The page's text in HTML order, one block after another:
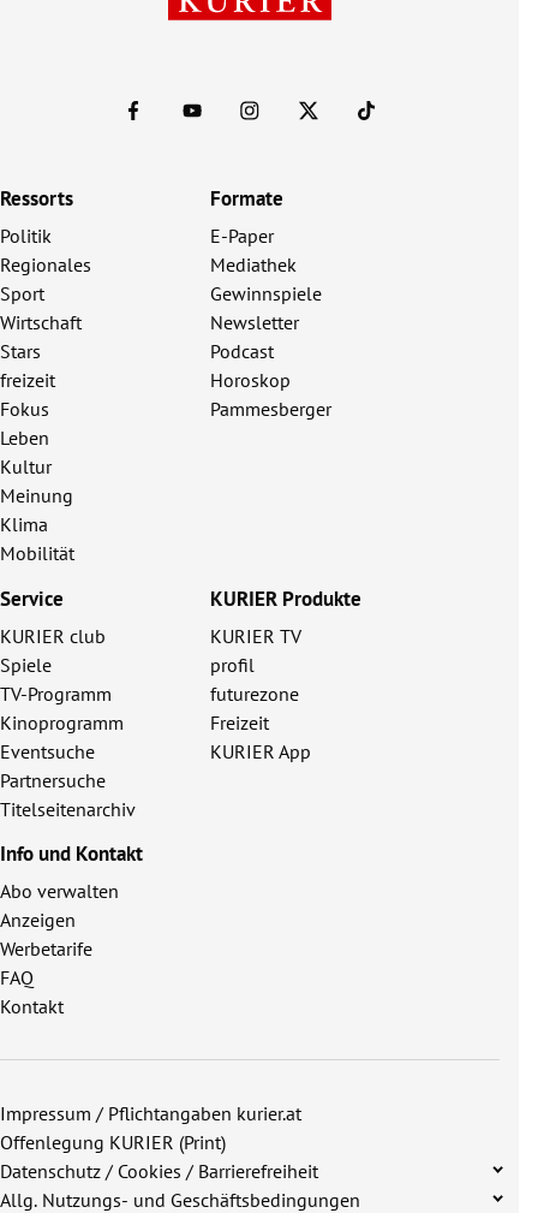
Ressorts
Politik
Regionales
Sport
Wirtschaft
Stars
freizeit
Fokus
Leben
Kultur
Meinung
Klima
Mobilität
Formate
E-Paper
Mediathek
Gewinnspiele
Newsletter
Podcast
Horoskop
Pammesberger
Service
KURIER club
Spiele
TV-Programm
Kinoprogramm
Eventsuche
Partnersuche
Titelseitenarchiv
KURIER Produkte
KURIER TV
profil
futurezone
Freizeit
KURIER App
Info und Kontakt
Abo verwalten
Anzeigen
Werbetarife
FAQ
Kontakt
Impressum / Pflichtangaben kurier.at
Offenlegung KURIER (Print)
Datenschutz / Cookies / Barrierefreiheit
Allg. Nutzungs- und Geschäftsbedingungen